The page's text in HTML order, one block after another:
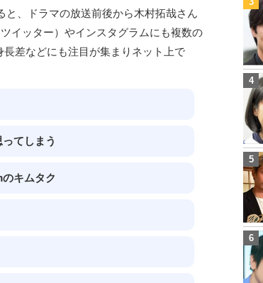
、ドラマの放送前後から木村拓哉さん
イッター）やインスタグラムにも複数の
差などにも注目が集まりネット上で
てしまう
キムタク